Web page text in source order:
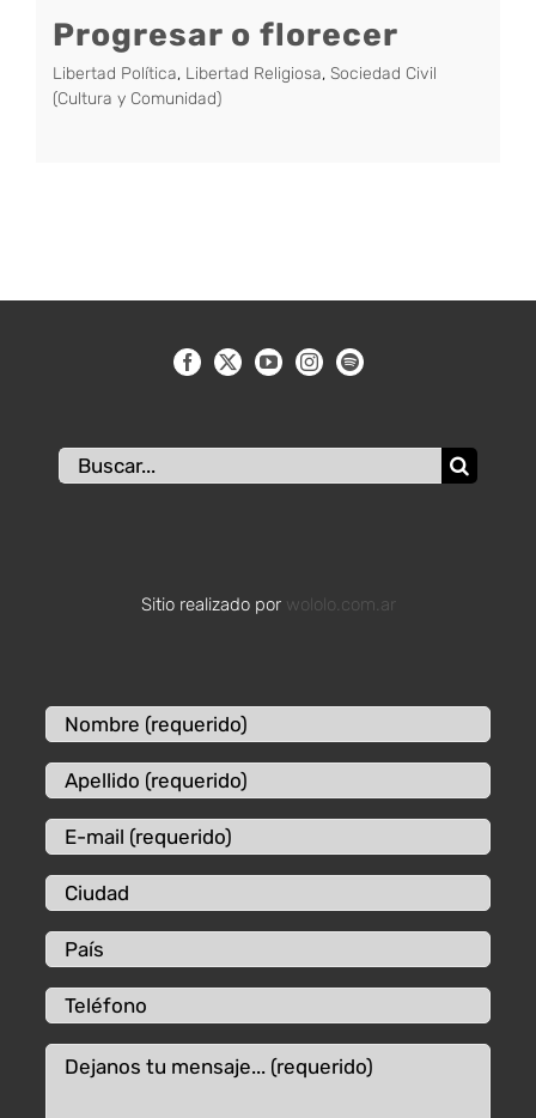
Progresar o florecer
Libertad Política, Libertad Religiosa, Sociedad Civil
(Cultura y Comunidad)
Buscar:
Sitio realizado por wololo.com.ar